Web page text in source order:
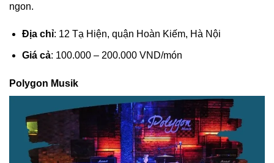
ngon.
Địa chỉ: 12 Tạ Hiện, quận Hoàn Kiếm, Hà Nội
Giá cả: 100.000 – 200.000 VND/món
Polygon Musik